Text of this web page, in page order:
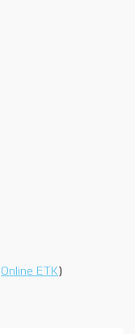
Online ETK )